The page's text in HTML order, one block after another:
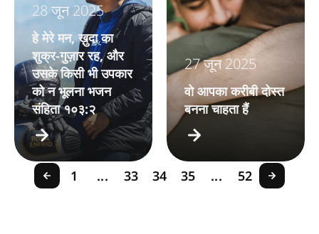
28 जून 2025
हे मेरे मन, ख़ुदा का
शुक्र-गुज़ार रह, और
उसके किसी भी उपकार
को न भूलना भजन
संहिता १०३:२
27 जून 2025
वो आपका करीबी दोस्त
बनना चाहता हैं
1 ... 33 34 35 ... 52